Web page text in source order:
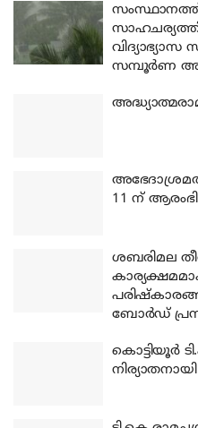
സമ്പൂർണ
11 ന്
ശബരിമല
ബോര്‍ഡ്
കൊട്ടിയൂര്‍
നിര്യാതനായി